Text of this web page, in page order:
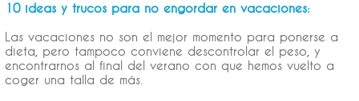
10 ideas y trucos para no engordar en vacaciones:
Las vacaciones no son el mejor momento para ponerse a
dieta, pero tampoco conviene descontrolar el peso, y
encontrarnos al final del verano con que hemos vuelto a
coger una talla de más.